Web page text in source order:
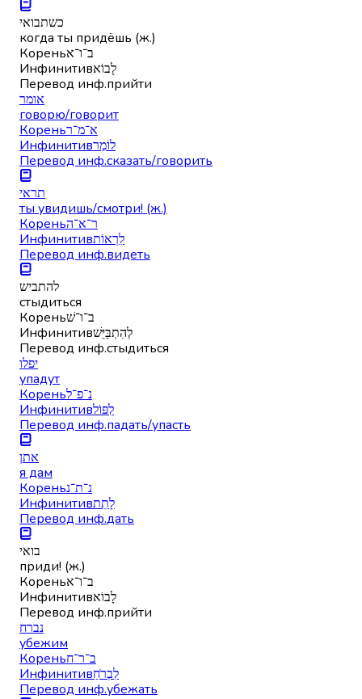
כשתבואי
когда ты придёшь (ж.)
Кореньב־ו־א
Инфинитивלָבוֹא
Перевод инф.прийти
אומר
говорю/говорит
Кореньא־מ־ר
Инфинитивלוֹמַר
Перевод инф.сказать/говорить
תראי
ты увидишь/смотри! (ж.)
Кореньר־א־ה
Инфинитивלִרְאוֹת
Перевод инф.видеть
להתביש
стыдиться
Кореньב־ו־שׁ
Инфинитивלְהִתְבַּיֵּשׁ
Перевод инф.стыдиться
יפלו
упадут
Кореньנ־פ־ל
Инфинитивלִפּוֹל
Перевод инф.падать/упасть
אתן
я дам
Кореньנ־ת־נ
Инфинитивלָתֵת
Перевод инф.дать
בואי
приди! (ж.)
Кореньב־ו־א
Инфинитивלָבוֹא
Перевод инф.прийти
נברח
убежим
Кореньב־ר־ח
Инфинитивלִבְרֹחַ
Перевод инф.убежать